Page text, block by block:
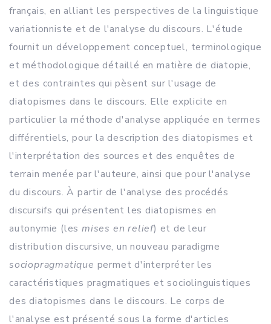
français, en alliant les perspectives de la linguistique
variationniste et de l'analyse du discours. L'étude
fournit un développement conceptuel, terminologique
et méthodologique détaillé en matière de diatopie,
et des contraintes qui pèsent sur l'usage de
diatopismes dans le discours. Elle explicite en
particulier la méthode d'analyse appliquée en termes
différentiels, pour la description des diatopismes et
l'interprétation des sources et des enquêtes de
terrain menée par l'auteure, ainsi que pour l'analyse
du discours. À partir de l'analyse des procédés
discursifs qui présentent les diatopismes en
autonymie (lesmises en relief) et de leur
distribution discursive, un nouveau paradigme
sociopragmatique permet d'interpréter les
caractéristiques pragmatiques et sociolinguistiques
des diatopismes dans le discours. Le corps de
l'analyse est présenté sous la forme d'articles